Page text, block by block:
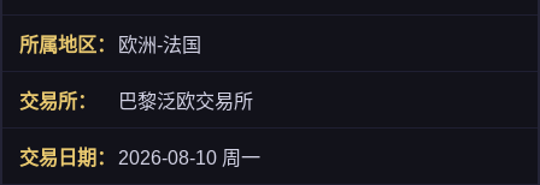
欧洲-法国
巴黎泛欧交易所
2026-08-10 周一